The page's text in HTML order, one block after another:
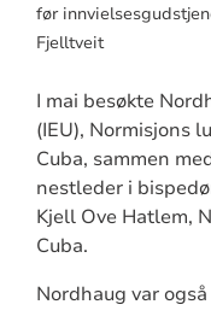
før
Fjelltveit
I mai besøkte
(IEU), Normisjons
Cuba, sammen
nestleder i
Kjell Ove Hatlem,
Cuba.
Nordhaug var